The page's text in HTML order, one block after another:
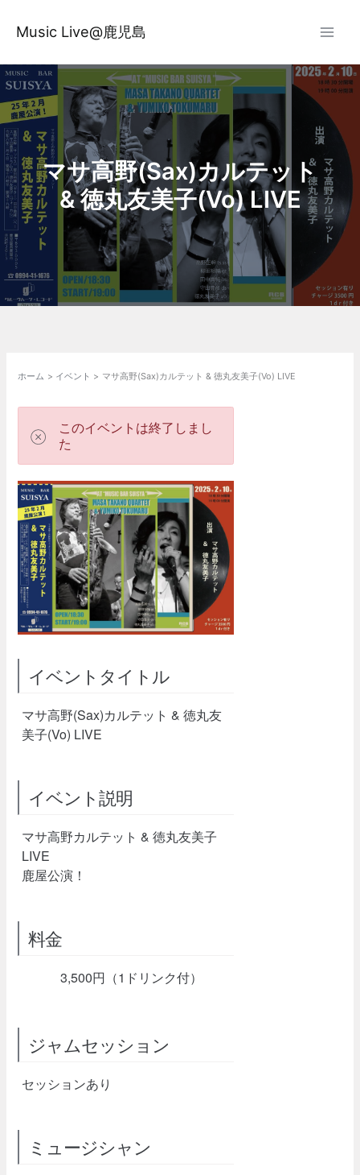
ス
キ
ッ
プ
Music Live@鹿児島
マサ高野(Sax)カルテット
& 徳丸友美子(Vo) LIVE
ホーム イベント マサ高野(Sax)カルテット & 徳丸友美子(Vo) LIVE
このイベントは終了しまし
た
イベントタイトル
マサ高野(Sax)カルテット & 徳丸友
美子(Vo) LIVE
イベント説明
マサ高野カルテット & 徳丸友美子
LIVE
鹿屋公演！
料金
3,500円（1ドリンク付）
ジャムセッション
セッションあり
ミュージシャン